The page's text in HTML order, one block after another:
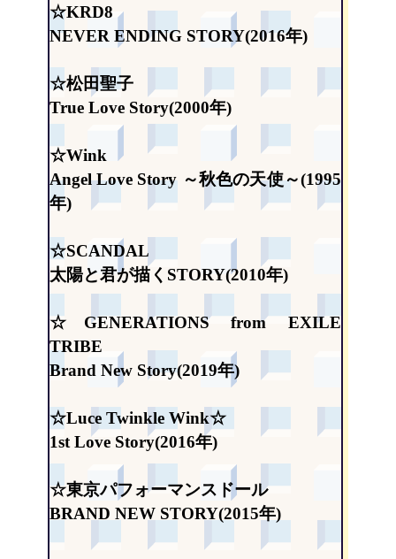
☆KRD8
NEVER ENDING STORY(2016年)
☆松田聖子
True Love Story(2000年)
☆Wink
Angel Love Story ～秋色の天使～(1995
年)
☆SCANDAL
太陽と君が描くSTORY(2010年)
☆GENERATIONS from EXILE
TRIBE
Brand New Story(2019年)
☆Luce Twinkle Wink☆
1st Love Story(2016年)
☆東京パフォーマンスドール
BRAND NEW STORY(2015年)